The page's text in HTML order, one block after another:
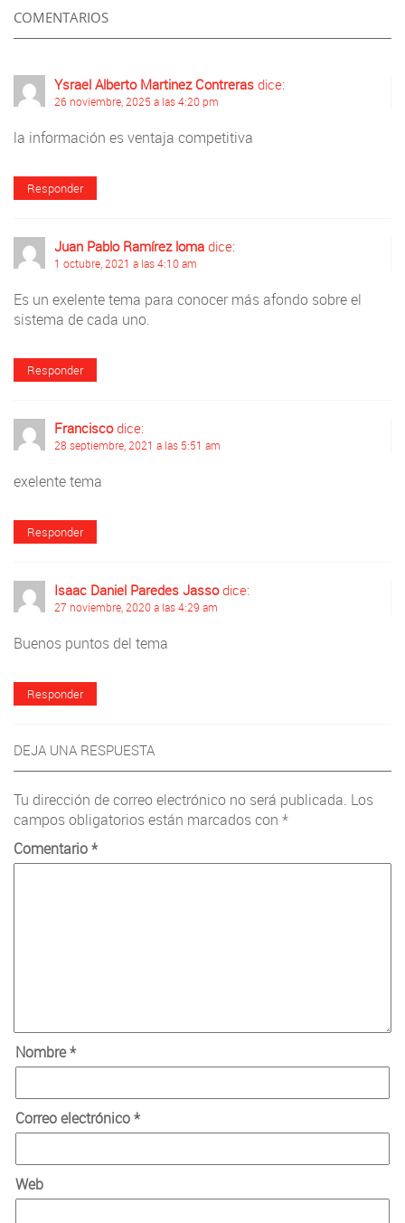
COMENTARIOS
Ysrael Alberto Martinez Contreras dice:
26 noviembre, 2025 a las 4:20 pm
la información es ventaja competitiva
Responder
Juan Pablo Ramírez loma dice:
1 octubre, 2021 a las 4:10 am
Es un exelente tema para conocer más afondo sobre el
sistema de cada uno.
Responder
Francisco dice:
28 septiembre, 2021 a las 5:51 am
exelente tema
Responder
Isaac Daniel Paredes Jasso dice:
27 noviembre, 2020 a las 4:29 am
Buenos puntos del tema
Responder
DEJA UNA RESPUESTA
Tu dirección de correo electrónico no será publicada. Los
campos obligatorios están marcados con *
Comentario*
Nombre*
Correo electrónico*
Web